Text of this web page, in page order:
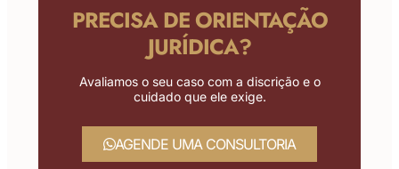
PRECISA DE ORIENTAÇÃO
JURÍDICA?
Avaliamos o seu caso com a discrição e o
cuidado que ele exige.
AGENDE UMA CONSULTORIA